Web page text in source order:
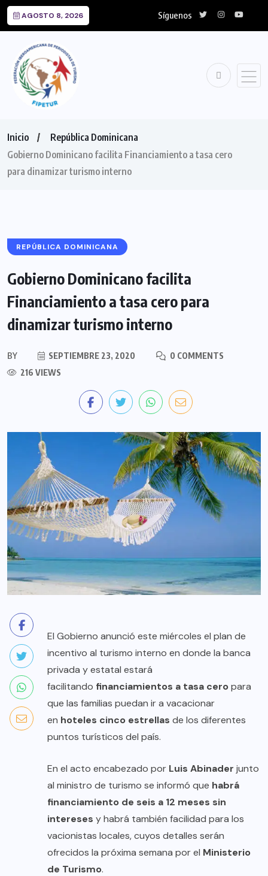
AGOSTO 8, 2026 Síguenos
Inicio
República Dominicana
Gobierno Dominicano facilita Financiamiento a tasa cero
para dinamizar turismo interno
REPÚBLICA DOMINICANA
Gobierno Dominicano facilita
Financiamiento a tasa cero para
dinamizar turismo interno
BY SEPTIEMBRE 23, 2020
0 COMMENTS
216 VIEWS
El Gobierno anunció este miércoles el plan de
incentivo al turismo interno en donde la banca
privada y estatal estará
facilitando financiamientos a tasa ceropara
que las familias puedan ir a vacacionar
en hoteles cinco estrellas de los diferentes
puntos turísticos del país.
En el acto encabezado por Luis Abinader junto
al ministro de turismo se informó que habrá
financiamiento de seis a 12 meses sin
intereses y habrá también facilidad para los
vacionistas locales, cuyos detalles serán
ofrecidos la próxima semana por el Ministerio
de Turismo.